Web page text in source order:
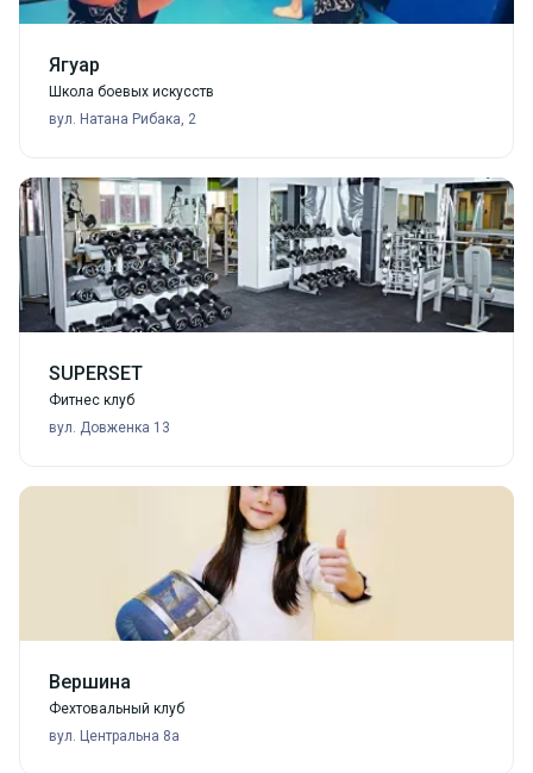
Ягуар
Школа боевых искусств
вул. Натана Рибака, 2
SUPERSET
Фитнес клуб
вул. Довженка 13
Вершина
Фехтовальный клуб
вул. Центральна 8а